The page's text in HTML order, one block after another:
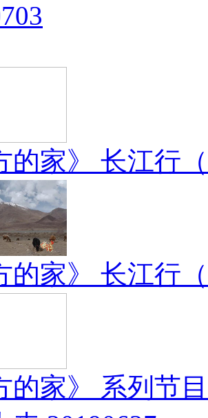
的家》 长江行
的家》 长江行
的家》 系列